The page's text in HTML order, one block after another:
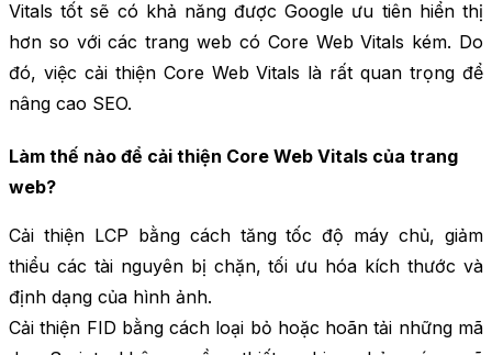
Vitals tốt sẽ có khả năng được Google ưu tiên hiển thị
hơn so với các trang web có Core Web Vitals kém. Do
đó, việc cải thiện Core Web Vitals là rất quan trọng để
nâng cao SEO.
Làm thế nào để cải thiện Core Web Vitals của trang
web?
Cải thiện LCP bằng cách tăng tốc độ máy chủ, giảm
thiểu các tài nguyên bị chặn, tối ưu hóa kích thước và
định dạng của hình ảnh.
Cải thiện FID bằng cách loại bỏ hoặc hoãn tải những mã